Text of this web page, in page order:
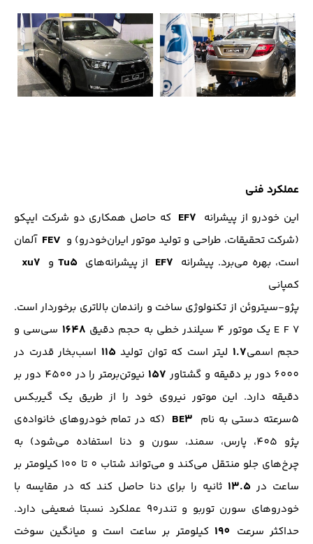
عملکرد فنی
این خودرو از پیشرانه
که حاصل همکاری دو شرکت ایپکو
(شرکت تحقیقات، طراحی و تولید موتور ایران‌خودرو) و FEV آلمان
است، بهره می‌برد. پیشرانه EF7 از پیشرانه‌هایTu5 و xu7
کمپانی
پژو-سیتروئن از تکنولوژی ساخت و راندمان بالاتری برخوردار است.
E F 7 یک موتور 4 سیلندر خطی به حجم دقیق
1648 سی‌سی و
حجم اسمی1.7 لیتر است که توان تولید115 اسب‌بخار قدرت در
6000 دور بر دقیقه و گشتاور
157
نیوتن‌بر‌متر را در 4500 دور بر
دقیقه دارد. این موتور نیروی خود را از طریق یک گیربکس
5سرعته دستی به نام
BE3 (که در تمام خودرو‌های خانواده‌ی
پژو 405، پارس، سمند، سورن و دنا استفاده می‌شود) به
چرخ‌های جلو منتقل می‌کند و می‌تواند شتاب 0 تا 100 کیلومتر بر
ساعت در 13.5ثانیه را برای دنا حاصل کند که در مقایسه با
خودروهای سورن توربو و تندر90 عملکرد نسبتا ضعیفی دارد.
حداکثر سرعت 190کیلومتر بر ساعت است و میانگین سوخت